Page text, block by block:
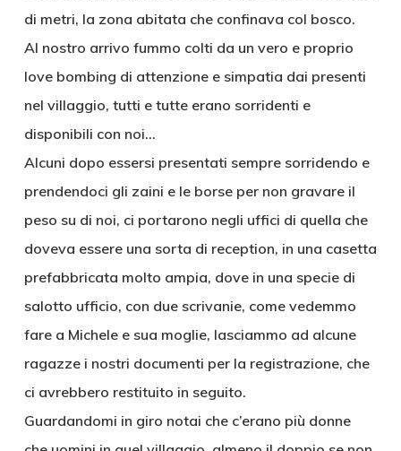
di metri, la zona abitata che confinava col bosco.
Al nostro arrivo fummo colti da un vero e proprio
love bombing di attenzione e simpatia dai presenti
nel villaggio, tutti e tutte erano sorridenti e
disponibili con noi…
Alcuni dopo essersi presentati sempre sorridendo e
prendendoci gli zaini e le borse per non gravare il
peso su di noi, ci portarono negli uffici di quella che
doveva essere una sorta di reception, in una casetta
prefabbricata molto ampia, dove in una specie di
salotto ufficio, con due scrivanie, come vedemmo
fare a Michele e sua moglie, lasciammo ad alcune
ragazze i nostri documenti per la registrazione, che
ci avrebbero restituito in seguito.
Guardandomi in giro notai che c’erano più donne